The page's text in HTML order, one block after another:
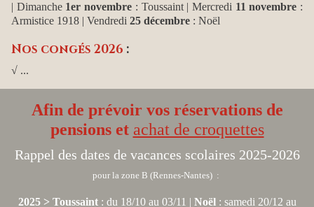
| Dimanche 1er novembre : Toussaint | Mercredi 11 novembre :
Armistice 1918 | Vendredi 25 décembre : Noël
Nos congés 2026 :
√ ...
Afin de prévoir vos réservations de
pensions et achat de croquettes
Rappel des dates de vacances scolaires 2025-2026
pour la zone B (Rennes-Nantes) :
2025 > Toussaint: du 18/10 au 03/11 | Noël: samedi 20/12 au